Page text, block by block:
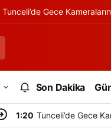
Tunceli’de Gece
Son Dakika
1:20 Tunceli’de Gece